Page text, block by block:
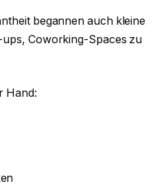
begannen auch kleine
Coworking-Spaces zu
Hand: